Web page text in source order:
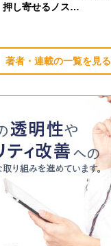
し寄せるノス…
著者・連載の一覧を見る